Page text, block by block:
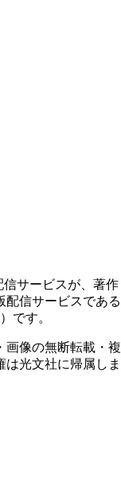
サービスが、著作
配信サービスである
です。
画像の無断転載・複
光文社に帰属しま